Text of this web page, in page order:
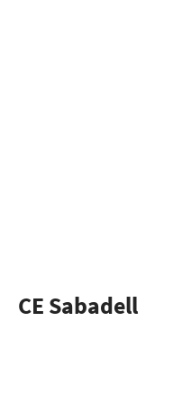
CE Sabadell